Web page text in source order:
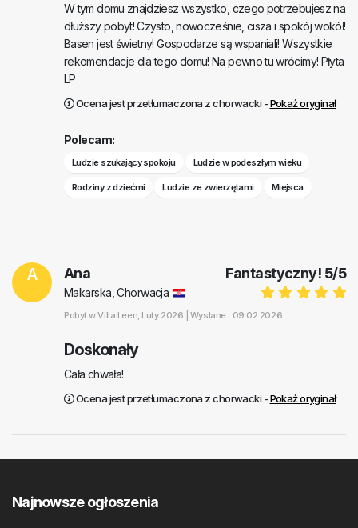
W tym domu znajdziesz wszystko, czego potrzebujesz na
dłuższy pobyt! Czysto, nowocześnie, cisza i spokój wokół!
Basen jest świetny! Gospodarze są wspaniali! Wszystkie
rekomendacje dla tego domu! Na pewno tu wrócimy! Płyta
LP
Ocena jest przetłumaczona z chorwacki -Pokaż oryginał
Polecam:
Ludzie szukający spokoju Ludzie w podeszłym wieku
Rodziny z dziećmi Ludzie ze zwierzętami Miejsca
A Fantastyczny! 5/5
Ana
Makarska, Chorwacja
Pobyt wVilla Leen, Luty 2026 | Wysłane : 09.02.2026
Doskonały
Cała chwała!
Ocena jest przetłumaczona z chorwacki -Pokaż oryginał
Najnowsze ogłoszenia